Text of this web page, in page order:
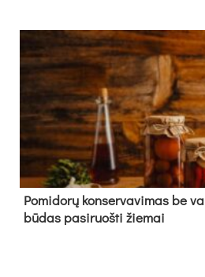
Pomidorų konservavimas be
būdas pasiruošti žiemai